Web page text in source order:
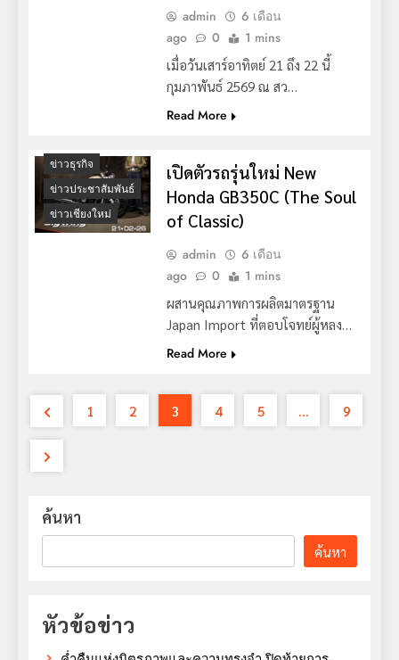
admin
6 เดือน
ago
0 1 mins
เมื่อวันเสาร์อาทิตย์ 21 ถึง 22 นี้
กุมภาพันธ์ 2569 ณ สว…
Read More
ข่าวธุรกิจ
ข่าวประชาสัมพันธ์
ข่าวเชียงใหม่
เปิดตัวรถรุ่นใหม่ New
Honda GB350C (The Soul
of Classic)
admin
6 เดือน
ago
0 1 mins
ผสานคุณภาพการผลิตมาตรฐาน
Japan Import ที่ตอบโจทย์ผู้หลง…
Read More
1 2 3 4 5 … 9
ค้นหา
ค้นหา
หัวข้อข่าว